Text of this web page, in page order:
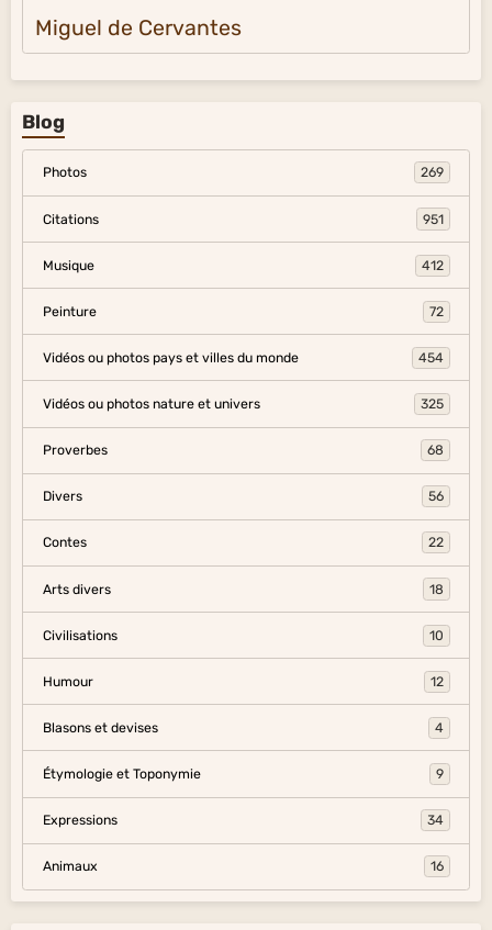
Miguel de Cervantes
Blog
Photos 269
Citations 951
Musique 412
Peinture 72
Vidéos ou photos pays et villes du monde 454
Vidéos ou photos nature et univers 325
Proverbes 68
Divers 56
Contes 22
Arts divers 18
Civilisations 10
Humour 12
Blasons et devises 4
Étymologie et Toponymie 9
Expressions 34
Animaux 16